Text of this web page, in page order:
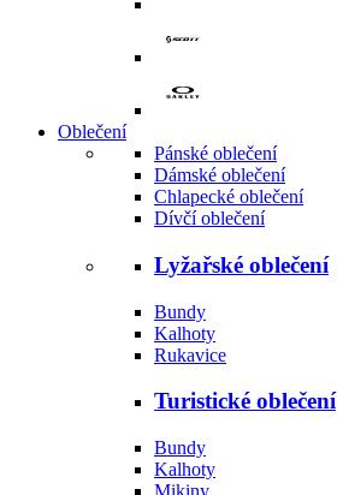
Oblečení
Pánské oblečení
Dámské oblečení
Chlapecké oblečení
Dívčí oblečení
Lyžařské oblečení
Bundy
Kalhoty
Rukavice
Turistické oblečení
Bundy
Kalhoty
Mikiny